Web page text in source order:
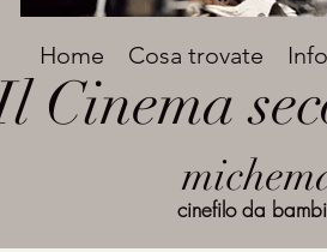
Titolo
grande
Avenir Light una delle
designer. Facile da
utilizzata per titoli e
Cinema
Home Cosa trovate
cinefilo da